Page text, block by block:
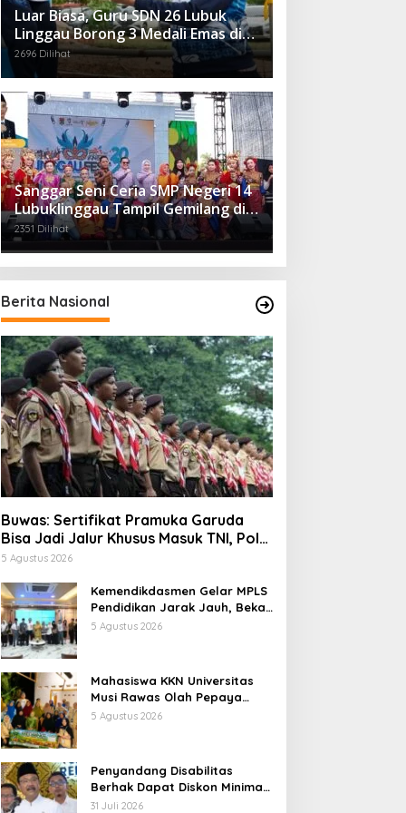
Luar Biasa, Guru SDN 26 Lubuk
Linggau Borong 3 Medali Emas di
Tiga Cabor Berbeda
2696 Dilihat
Sanggar Seni Ceria SMP Negeri 14
Lubuklinggau Tampil Gemilang di
Linggau Fest 2025
2351 Dilihat
Berita Nasional
Buwas: Sertifikat Pramuka Garuda
Bisa Jadi Jalur Khusus Masuk TNI, Polri,
dan Perguruan Tinggi
5 Agustus 2026
Kemendikdasmen Gelar MPLS
Pendidikan Jarak Jauh, Bekali
Murid Bangun Kemandirian
5 Agustus 2026
Mahasiswa KKN Universitas
Musi Rawas Olah Pepaya
Menjadi Produk Bernilai Jual
5 Agustus 2026
Penyandang Disabilitas
Berhak Dapat Diskon Minimal
20 Persen untuk Biaya
31 Juli 2026